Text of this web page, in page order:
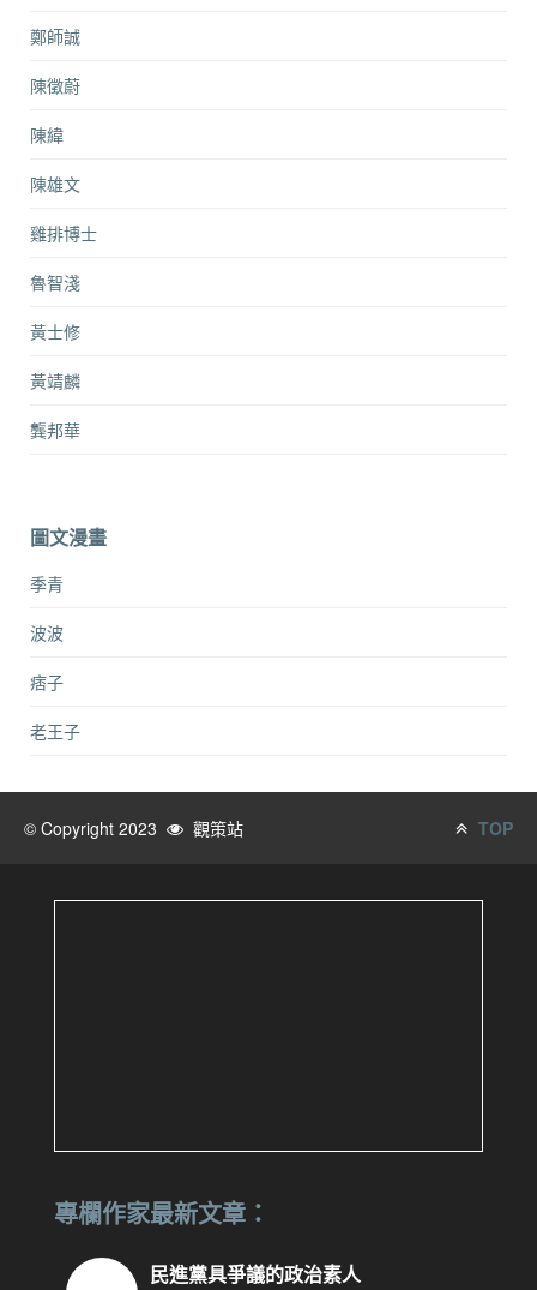
鄭師誠
陳徵蔚
陳緯
陳雄文
雞排博士
魯智淺
黃士修
黃靖麟
龔邦華
圖文漫畫
季青
波波
痞子
老王子
© Copyright 2023 觀策站 TOP
專欄作家最新文章：
民進黨具爭議的政治素人